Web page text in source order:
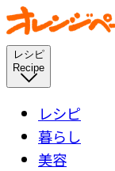
レシピ
Recipe
レシピ
暮らし
美容